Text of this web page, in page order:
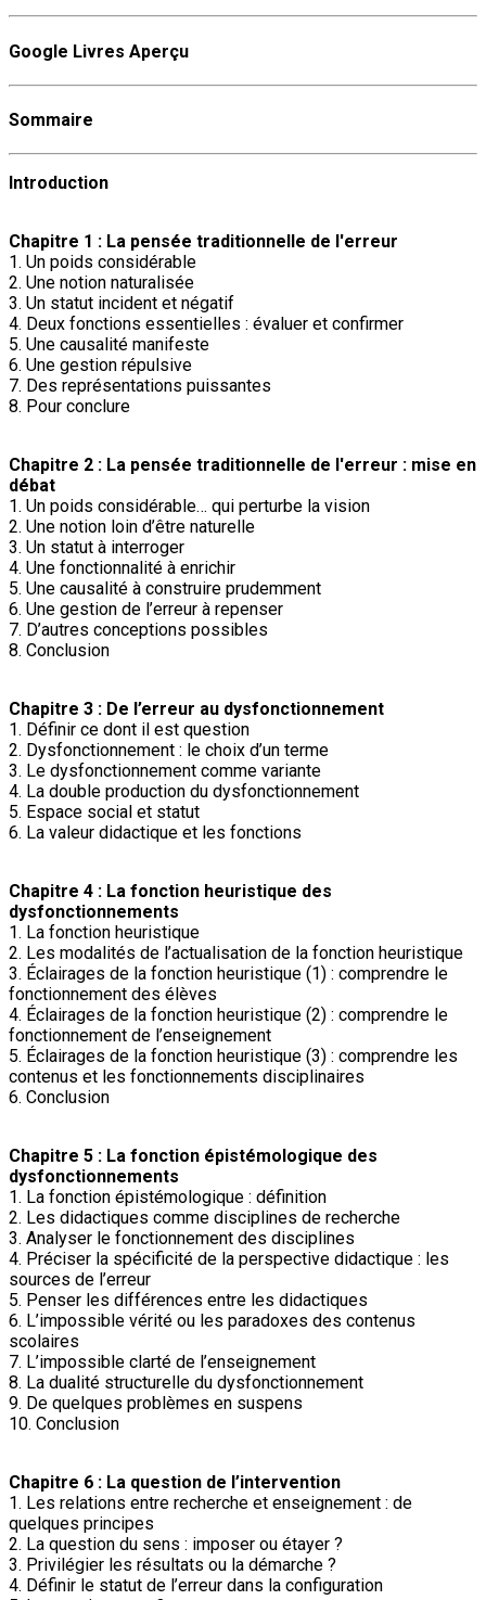
Google Livres Aperçu
Sommaire
Introduction
Chapitre 1 : La pensée traditionnelle de l'erreur
1. Un poids considérable
2. Une notion naturalisée
3. Un statut incident et négatif
4. Deux fonctions essentielles : évaluer et confirmer
5. Une causalité manifeste
6. Une gestion répulsive
7. Des représentations puissantes
8. Pour conclure
Chapitre 2 : La pensée traditionnelle de l'erreur : mise en
débat
1. Un poids considérable… qui perturbe la vision
2. Une notion loin d’être naturelle
3. Un statut à interroger
4. Une fonctionnalité à enrichir
5. Une causalité à construire prudemment
6. Une gestion de l’erreur à repenser
7. D’autres conceptions possibles
8. Conclusion
Chapitre 3 : De l’erreur au dysfonctionnement
1. Définir ce dont il est question
2. Dysfonctionnement : le choix d’un terme
3. Le dysfonctionnement comme variante
4. La double production du dysfonctionnement
5. Espace social et statut
6. La valeur didactique et les fonctions
Chapitre 4 : La fonction heuristique des
dysfonctionnements
1. La fonction heuristique
2. Les modalités de l’actualisation de la fonction heuristique
3. Éclairages de la fonction heuristique (1) : comprendre le
fonctionnement des élèves
4. Éclairages de la fonction heuristique (2) : comprendre le
fonctionnement de l’enseignement
5. Éclairages de la fonction heuristique (3) : comprendre les
contenus et les fonctionnements disciplinaires
6. Conclusion
Chapitre 5 : La fonction épistémologique des
dysfonctionnements
1. La fonction épistémologique : définition
2. Les didactiques comme disciplines de recherche
3. Analyser le fonctionnement des disciplines
4. Préciser la spécificité de la perspective didactique : les
sources de l’erreur
5. Penser les différences entre les didactiques
6. L’impossible vérité ou les paradoxes des contenus
scolaires
7. L’impossible clarté de l’enseignement
8. La dualité structurelle du dysfonctionnement
9. De quelques problèmes en suspens
10. Conclusion
Chapitre 6 : La question de l’intervention
1. Les relations entre recherche et enseignement : de
quelques principes
2. La question du sens : imposer ou étayer ?
3. Privilégier les résultats ou la démarche ?
4. Définir le statut de l’erreur dans la configuration